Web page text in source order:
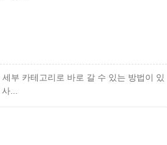
부 카테고리로 바로 갈 수 있는 방법이 있
...